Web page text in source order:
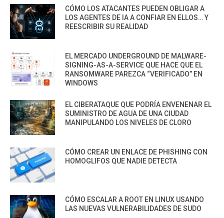
CÓMO LOS ATACANTES PUEDEN OBLIGAR A
LOS AGENTES DE IA A CONFIAR EN ELLOS… Y
REESCRIBIR SU REALIDAD
EL MERCADO UNDERGROUND DE MALWARE-
SIGNING-AS-A-SERVICE QUE HACE QUE EL
RANSOMWARE PAREZCA “VERIFICADO” EN
WINDOWS
EL CIBERATAQUE QUE PODRÍA ENVENENAR EL
SUMINISTRO DE AGUA DE UNA CIUDAD
MANIPULANDO LOS NIVELES DE CLORO
CÓMO CREAR UN ENLACE DE PHISHING CON
HOMOGLIFOS QUE NADIE DETECTA
CÓMO ESCALAR A ROOT EN LINUX USANDO
LAS NUEVAS VULNERABILIDADES DE SUDO